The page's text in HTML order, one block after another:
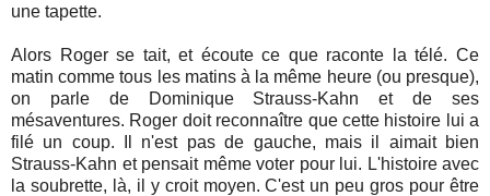
une tapette.
Alors Roger se tait, et écoute ce que raconte la télé. Ce
matin comme tous les matins à la même heure (ou presque),
on parle de Dominique Strauss-Kahn et de ses
mésaventures. Roger doit reconnaître que cette histoire lui a
filé un coup. Il n'est pas de gauche, mais il aimait bien
Strauss-Kahn et pensait même voter pour lui. L'histoire avec
la soubrette, là, il y croit moyen. C'est un peu gros pour être